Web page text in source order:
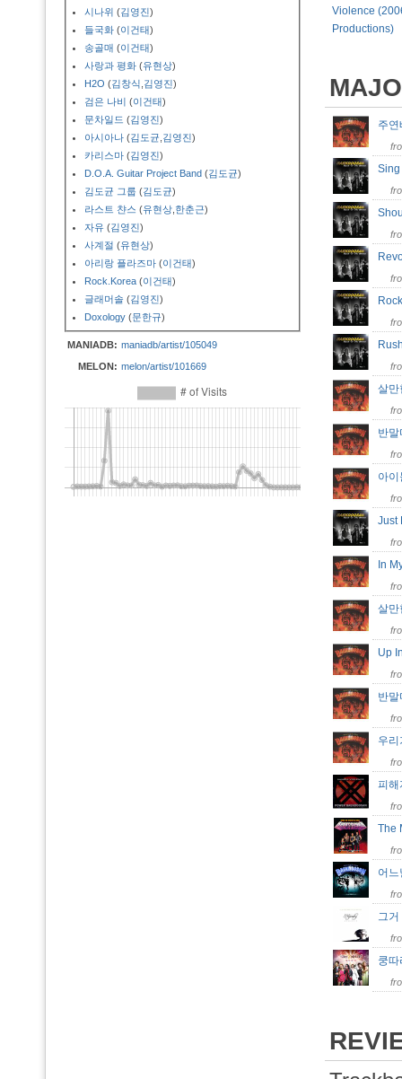
시나위 (김영진)
들국화 (이건태)
송골매 (이건태)
사랑과 평화 (유현상)
H2O (김창식 김영진)
검은 나비 (이건태)
문차일드 (김영진)
아시아나 (김도균 김영진)
카리스마 (김영진)
D.O.A. Guitar Project Band (김도균)
김도균 그룹 (김도균)
라스트 챤스 (유현상 한춘근)
자유 (김영진)
사계절 (유현상)
아리랑 플라즈마 (이건태)
Rock.Korea (이건태)
글래머솔 (김영진)
Doxology (문한규)
MANIADB: maniadb/artist/105049
MELON: melon/artist/101669
Violence
Productions)
주
살
반
아
In
살
Up
반
우
피
The
어
그
쿵